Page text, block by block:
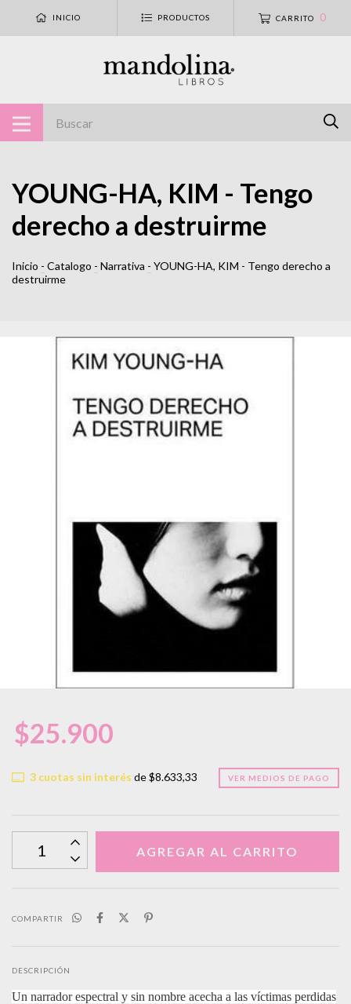
INICIO PRODUCTOS CARRITO 0
YOUNG-HA, KIM - Tengo
derecho a destruirme
Inicio - Catalogo - Narrativa - YOUNG-HA, KIM - Tengo derecho a
destruirme
$25.900
3cuotas sin interés de$8.633,33 VER MEDIOS DE PAGO
COMPARTIR
DESCRIPCIÓN
Un narrador espectral y sin nombre acecha a las víctimas perdidas